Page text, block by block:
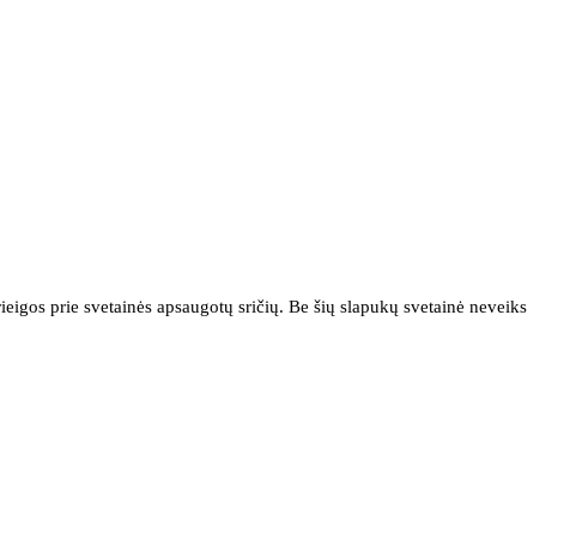
prie svetainės apsaugotų sričių. Be šių slapukų svetainė neveiks